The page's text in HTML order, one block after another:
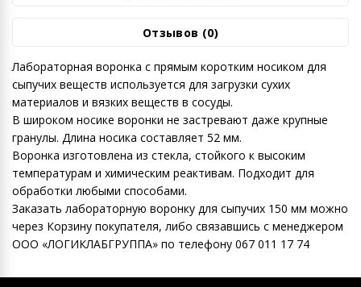
Отзывов (0)
Лабораторная воронка с прямым коротким носиком для
сыпучих веществ используется для загрузки сухих
материалов и вязких веществ в сосуды.
В широком носике воронки не застревают даже крупные
гранулы. Длина носика составляет 52 мм.
Воронка изготовлена из стекла, стойкого к высоким
температурам и химическим реактивам. Подходит для
обработки любыми способами.
Заказать лабораторную воронку для сыпучих 150 мм можно
через Корзину покупателя, либо связавшись с менеджером
ООО «ЛОГИКЛАБГРУППА» по телефону 067 011 17 74